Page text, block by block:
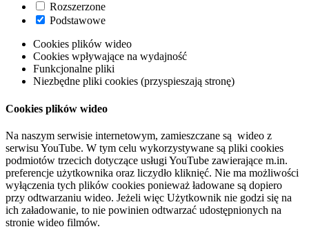
Rozszerzone
Podstawowe
Cookies plików wideo
Cookies wpływające na wydajność
Funkcjonalne pliki
Niezbędne pliki cookies (przyspieszają stronę)
Cookies plików wideo
Na naszym serwisie internetowym, zamieszczane są wideo z
serwisu YouTube. W tym celu wykorzystywane są pliki cookies
podmiotów trzecich dotyczące usługi YouTube zawierające m.in.
preferencje użytkownika oraz liczydło kliknięć. Nie ma możliwości
wyłączenia tych plików cookies ponieważ ładowane są dopiero
przy odtwarzaniu wideo. Jeżeli więc Użytkownik nie godzi się na
ich załadowanie, to nie powinien odtwarzać udostępnionych na
stronie wideo filmów.